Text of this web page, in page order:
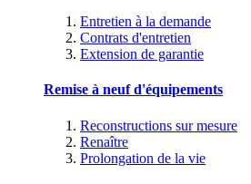
Entretien à la demande
Contrats d'entretien
Extension de garantie
Remise à neuf d'équipements
Reconstructions sur mesure
Renaître
Prolongation de la vie